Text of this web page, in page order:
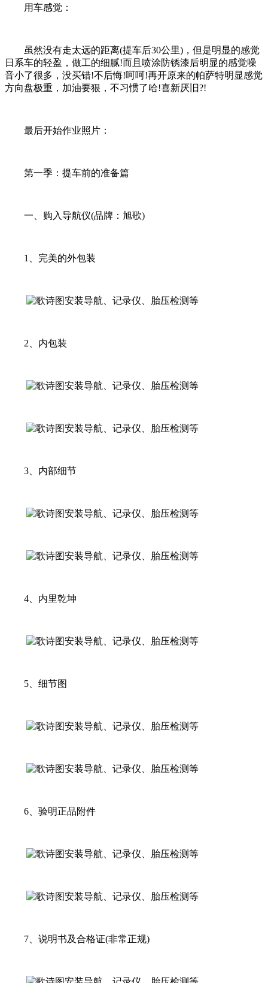
用车感觉：
虽然没有走太远的距离(提车后30公里)，但是明显的感觉
日系车的轻盈，做工的细腻!而且喷涂防锈漆后明显的感觉噪
音小了很多，没买错!不后悔!呵呵!再开原来的帕萨特明显感觉
方向盘极重，加油要狠，不习惯了哈!喜新厌旧?!
最后开始作业照片：
第一季：提车前的准备篇
一、购入导航仪(品牌：旭歌)
1、完美的外包装
2、内包装
3、内部细节
4、内里乾坤
5、细节图
6、验明正品附件
7、说明书及合格证(非常正规)